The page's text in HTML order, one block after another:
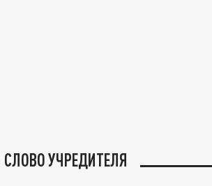
СЛОВО УЧРЕДИТЕЛЯ